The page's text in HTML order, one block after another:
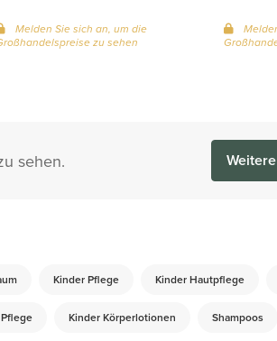
Melden Sie sich an, um die
zu sehen
sehen.
Kinder Pflege Kinder Hautpflege
Kinder Körperlotionen Shampoos